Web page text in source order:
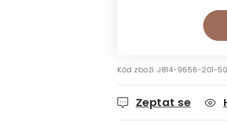
Kód zboží:J814-9656-201-
Zeptat se